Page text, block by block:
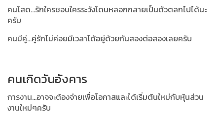
คนโสด...รักใครชอบใครระวังโดนหลอกกลายเป็นตัวตลกไปได้นะ
ครับ
คนมีคู่...คู่รักไม่ค่อยมีเวลาได้อยู่ด้วยกันสองต่อสองเลยครับ
คนเกิดวันอังคาร
การงาน...อาจจะต้องจ่ายเพื่อโอกาสและได้เริ่มต้นใหม่กับหุ้นส่วน
งานใหม่ๆครับ